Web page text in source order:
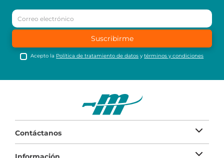
Suscribirme
Acepto la Política de tratamiento de datos ytérminos y condiciones
Contáctanos